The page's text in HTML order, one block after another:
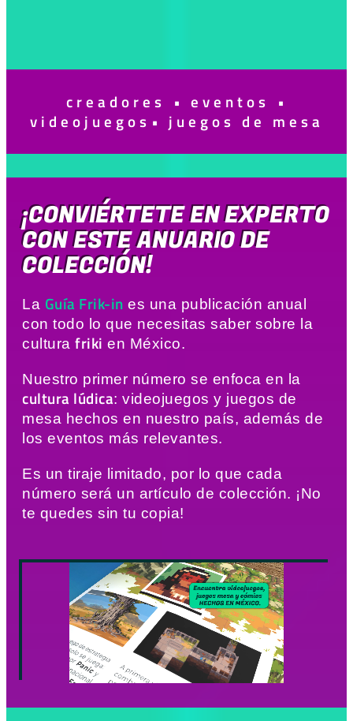
creadores • eventos
•
videojuegos • juegos de mesa
¡CONVIÉRTETE EN EXPERTO
CON ESTE ANUARIO DE
COLECCIÓN!
La Guía Frik-in es una publicación anual
con todo lo que necesitas saber sobre la
cultura friki en México.
Nuestro primer número se enfoca en la
cultura lúdica: videojuegos y juegos de
mesa hechos en nuestro país, además de
los eventos más relevantes.
Es un tiraje limitado, por lo que cada
número será un artículo de colección. ¡No
te quedes sin tu copia!